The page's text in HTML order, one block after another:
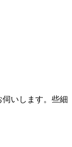
いします。些細